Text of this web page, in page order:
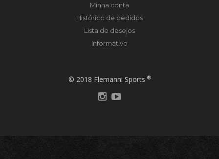
Minha conta
Histórico de pedidos
Lista de desejos
Informativo
© 2018 Flemanni Sports ®